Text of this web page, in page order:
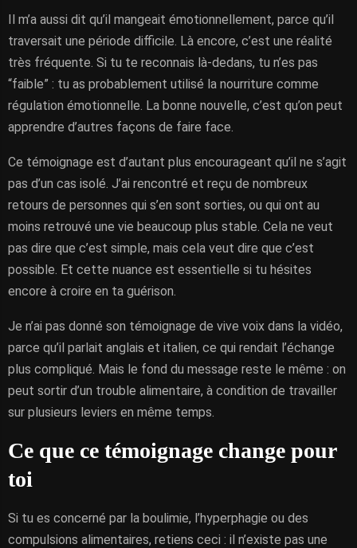
Il m’a aussi dit qu’il mangeait émotionnellement, parce qu’il
traversait une période difficile. Là encore, c’est une réalité
très fréquente. Si tu te reconnais là-dedans, tu n’es pas
“faible” : tu as probablement utilisé la nourriture comme
régulation émotionnelle. La bonne nouvelle, c’est qu’on peut
apprendre d’autres façons de faire face.
Ce témoignage est d’autant plus encourageant qu’il ne s’agit
pas d’un cas isolé. J’ai rencontré et reçu de nombreux
retours de personnes qui s’en sont sorties, ou qui ont au
moins retrouvé une vie beaucoup plus stable. Cela ne veut
pas dire que c’est simple, mais cela veut dire que c’est
possible. Et cette nuance est essentielle si tu hésites
encore à croire en ta guérison.
Je n’ai pas donné son témoignage de vive voix dans la vidéo,
parce qu’il parlait anglais et italien, ce qui rendait l’échange
plus compliqué. Mais le fond du message reste le même : on
peut sortir d’un trouble alimentaire, à condition de travailler
sur plusieurs leviers en même temps.
Ce que ce témoignage change pour
toi
Si tu es concerné par la boulimie, l’hyperphagie ou des
compulsions alimentaires, retiens ceci : il n’existe pas une